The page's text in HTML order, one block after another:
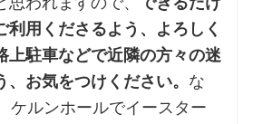
利用くださるよう、よろしく
上駐車などで近隣の方々の迷
お気をつけください。 な
ケルンホールでイースター